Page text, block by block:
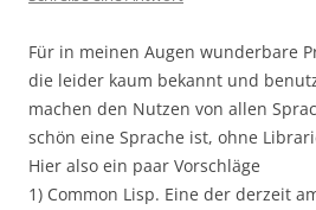
Für in meinen Augen wunderbare
die leider kaum bekannt und
machen den Nutzen von allen
schön eine Sprache ist, ohne
Hier also ein paar Vorschläge
1) Common Lisp. Eine der derzeit